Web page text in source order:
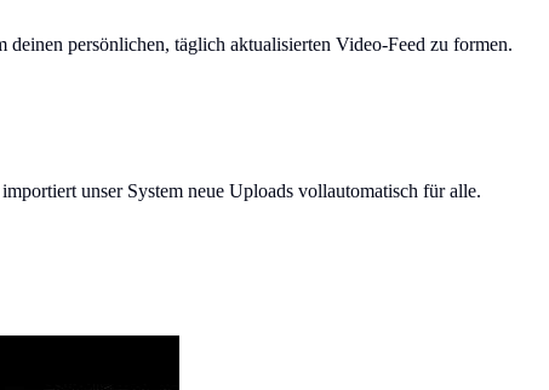
persönlichen, täglich aktualisierten Video-Feed zu formen.
unser System neue Uploads vollautomatisch für alle.